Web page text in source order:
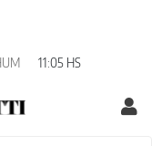
11:05 HS